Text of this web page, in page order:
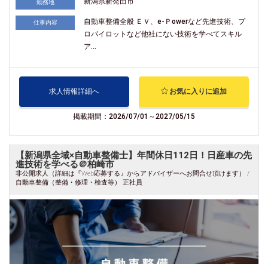
勤務地
仕事内容
自動車整備全般 ＥＶ、e-Ｐowerなど先進技術、プ
ロパイロットなど他社にない技術を学べてスキル
ア...
求人情報詳細へ お気に入りに追加
掲載期間：2026/07/01～2027/05/15
【新潟県全域×自動車整備士】年間休日112日！日産車の先
進技術を学べる＠柏崎市
非公開求人（詳細は『Web応募する』からアドバイザーへお問合せ頂けます） /
自動車整備（整備・修理・検査等） 正社員